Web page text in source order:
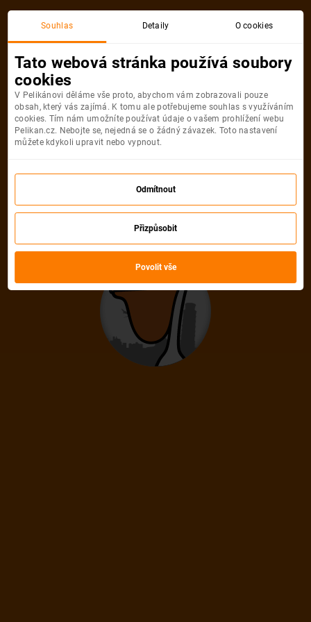
Akční letenka
Litujeme, akční letenka do města už
není dostupná
Vybrat jinou akční letenku
Souhlas Detaily O cookies
Tato webová stránka používá soubory
cookies
V Pelikánovi děláme vše proto, abychom vám zobrazovali pouze
obsah, který vás zajímá. K tomu ale potřebujeme souhlas s využíváním
cookies. Tím nám umožníte používat údaje o vašem prohlížení webu
Pelikan.cz. Nebojte se, nejedná se o žádný závazek. Toto nastavení
můžete kdykoli upravit nebo vypnout.
Odmítnout
Přizpůsobit
Povolit vše